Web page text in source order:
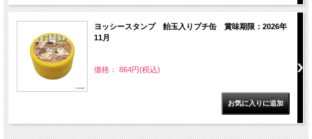
ヨッシースタンプ 飴玉入りプチ缶 賞味期限：2026年
11月
価格： 864円(税込)